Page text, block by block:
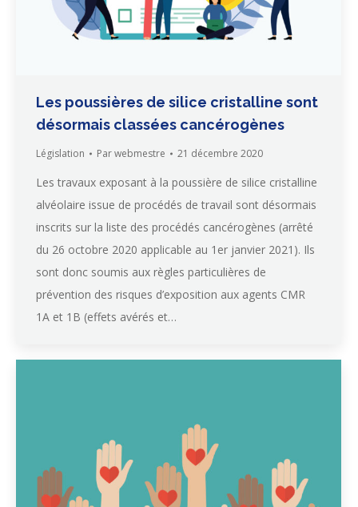
Les poussières de silice cristalline sont
désormais classées cancérogènes
Législation Parwebmestre 21 décembre 2020
Les travaux exposant à la poussière de silice cristalline
alvéolaire issue de procédés de travail sont désormais
inscrits sur la liste des procédés cancérogènes (arrêté
du 26 octobre 2020 applicable au 1er janvier 2021). Ils
sont donc soumis aux règles particulières de
prévention des risques d’exposition aux agents CMR
1A et 1B (effets avérés et…